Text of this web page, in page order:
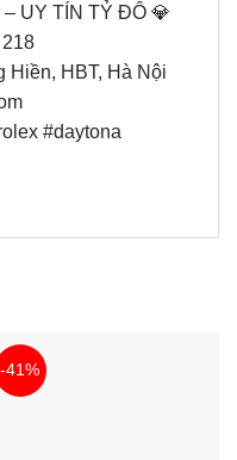
UY TÍN TỶ ĐÔ 💎
HBT, Hà Nội
#daytona
-41%